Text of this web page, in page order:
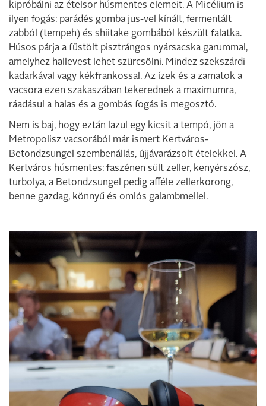
kipróbálni az ételsor húsmentes elemeit. A Micélium is
ilyen fogás: parádés gomba jus-vel kínált, fermentált
zabból (tempeh) és shiitake gombából készült falatka.
Húsos párja a füstölt pisztrángos nyársacska garummal,
amelyhez hallevest lehet szürcsölni. Mindez szekszárdi
kadarkával vagy kékfrankossal. Az ízek és a zamatok a
vacsora ezen szakaszában tekerednek a maximumra,
ráadásul a halas és a gombás fogás is megosztó.
Nem is baj, hogy eztán lazul egy kicsit a tempó, jön a
Metropolisz vacsorából már ismert Kertváros-
Betondzsungel szembenállás, újjávarázsolt ételekkel. A
Kertváros húsmentes: faszénen sült zeller, kenyérszósz,
turbolya, a Betondzsungel pedig afféle zellerkorong,
benne gazdag, könnyű és omlós galambmellel.